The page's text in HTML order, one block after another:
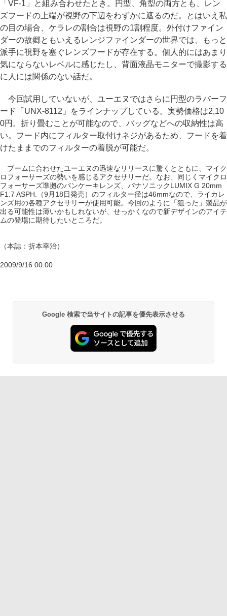
「VF-1」と組み合わせたとき。円型、角型の両方とも、レン
ズフードの上端が視野の下辺をわずかに遮るのだ。とはいえ私
の目の場合、ケラレの割合は視野の1割程度。外付けファイン
ダーの故郷ともいえるレンジファインダーの世界では、もっと
派手に視野を塞ぐレンズフードが存在する。個人的にはあまり
気にならないレベルに感じたし、背面液晶モニターで撮影する
に人には関係のない話だ。
今回試用していないが、ユーエヌではさらに円型のラバーフ
ード「UNX-8112」をラインナップしている。実勢価格は2,10
0円。折り畳むことが可能なので、バッグなどへの収納性は高
い。フード内にフィルター取付けネジがあるため、フードを着
けたままでのフィルターの着脱が可能だ。
ブームに合わせたユーエヌの迅速なリリースに驚くとともに、マイク
ロフォーサーズの勢いを感じるアクセサリーだ。なお、同じくマイクロ
フォーサーズ準拠のパンケーキレンズ、パナソニックLUMIX G 20mm
F1.7 ASPH.（9月18日発売）のフィルター径は46mmなので、ライカレ
ンズ用の各種アクセサリーが使用可能。今回のように「狙った」製品が
出る可能性は薄いかもしれないが、せっかくなので新デザインのアイテ
ムの登場に期待したいところだ。
（本誌：折本幸治）
2009/9/16 00:00
Google 検索で当サイトの記事を優先表示させる